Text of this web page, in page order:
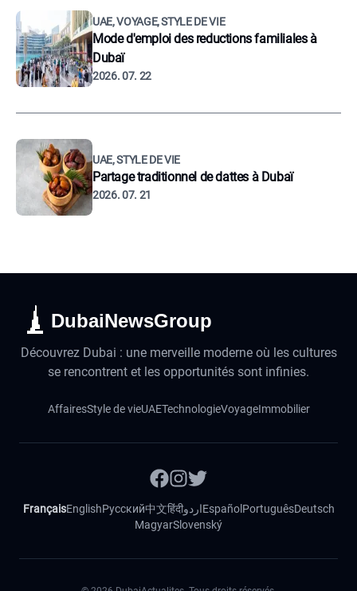
UAE, VOYAGE, STYLE DE VIE
Mode d'emploi des reductions familiales à
Dubaï
2026. 07. 22
UAE, STYLE DE VIE
Partage traditionnel de dattes à Dubaï
2026. 07. 21
DubaiNewsGroup
Découvrez Dubai : une merveille moderne où les cultures
se rencontrent et les opportunités sont infinies.
AffairesStyle de vieUAETechnologieVoyageImmobilier
FrançaisEnglishРусский中文हिंदीاردوEspañol PortuguêsDeutsch
MagyarSlovenský